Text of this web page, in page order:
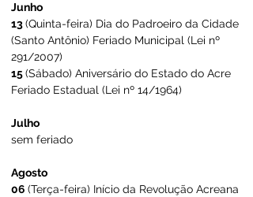
Junho
13 (Quinta-feira) Dia do Padroeiro da Cidade
(Santo Antônio) Feriado Municipal (Lei nº
291/2007)
15 (Sábado) Aniversário do Estado do Acre
Feriado Estadual (Lei nº 14/1964)
Julho
sem feriado​
Agosto
06 (Terça-feira) Início da Revolução Acreana